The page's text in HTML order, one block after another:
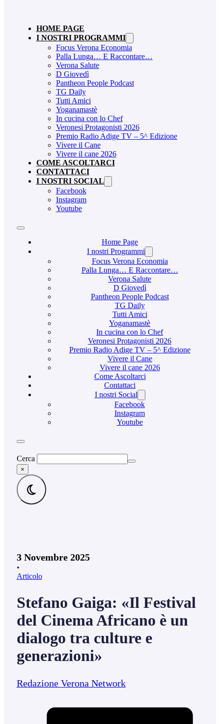
HOME PAGE
I NOSTRI PROGRAMMI
Focus Verona Economia
Palla Lunga… E Raccontare…
Verona Salute
D Giovedì
Pantheon People Podcast
TG Daily
Tutti Amici
Yoganamastè
In cucina con lo Chef
Veronesi Protagonisti 2026
Premio Radio Adige TV – 5^ Edizione
Vivere il Cane
Vivere il cane 2026
COME ASCOLTARCI
CONTATTACI
I NOSTRI SOCIAL
Facebook
Instagram
Youtube
Home Page
I nostri Programmi
Focus Verona Economia
Palla Lunga… E Raccontare…
Verona Salute
D Giovedì
Pantheon People Podcast
TG Daily
Tutti Amici
Yoganamastè
In cucina con lo Chef
Veronesi Protagonisti 2026
Premio Radio Adige TV – 5^ Edizione
Vivere il Cane
Vivere il cane 2026
Come Ascoltarci
Contattaci
I nostri Social
Facebook
Instagram
Youtube
Cerca
×
3 Novembre 2025
•
Articolo
Stefano Gaiga: «Il Festival
del Cinema Africano è un
dialogo tra culture e
generazioni»
Redazione Verona Network